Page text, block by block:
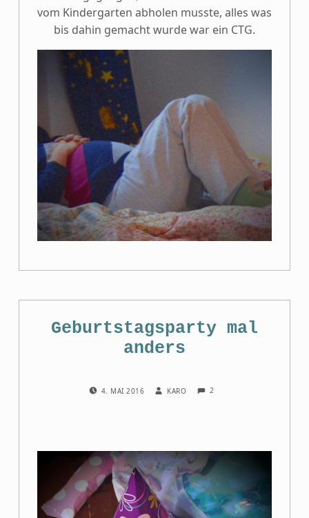
vom Kindergarten abholen musste, alles was
bis dahin gemacht wurde war ein CTG.
Geburtstagsparty mal
anders
4. MAI 2016 KARO 2